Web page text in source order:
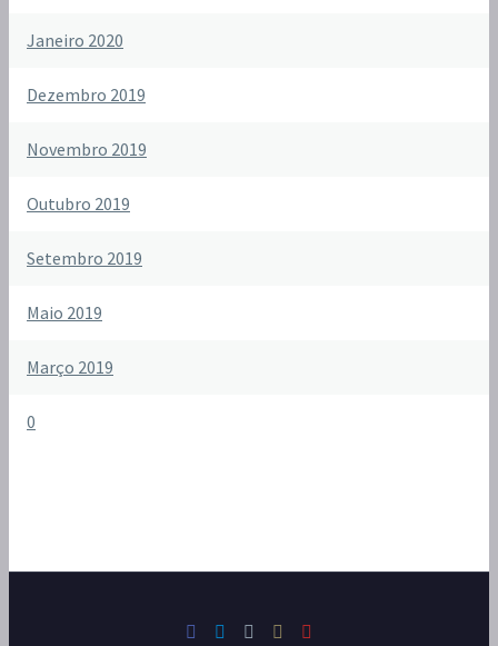
Janeiro 2020
Dezembro 2019
Novembro 2019
Outubro 2019
Setembro 2019
Maio 2019
Março 2019
0